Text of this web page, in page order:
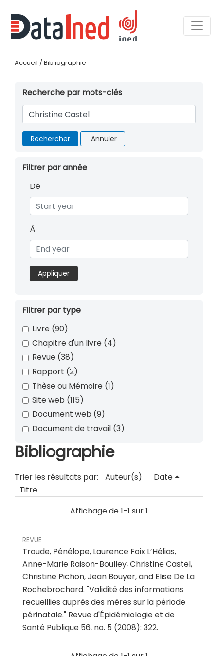
Accueil / Bibliographie
Recherche par mots-clés
Rechercher Annuler
Filtrer par année
De
À
Appliquer
Filtrer par type
Livre (90)
Chapitre d'un livre (4)
Revue (38)
Rapport (2)
Thèse ou Mémoire (1)
Site web (115)
Document web (9)
Document de travail (3)
Bibliographie
Trier les résultats par: Auteur(s)
Date
Titre
Affichage de 1-1 sur 1
REVUE
Troude, Pénélope, Laurence Foix L’Hélias,
Anne-Marie Raison-Boulley, Christine Castel,
Christine Pichon, Jean Bouyer, and Elise De La
Rochebrochard. "Validité des informations
recueillies auprès des mères sur la période
périnatale." Revue d'Épidémiologie et de
Santé Publique 56, no. 5 (2008): 322.